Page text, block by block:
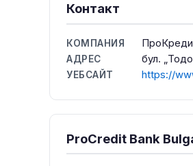
Контакт
КОМПАНИЯ
АДРЕС бул.
УЕБСАЙТ https://
ProCredit Bank